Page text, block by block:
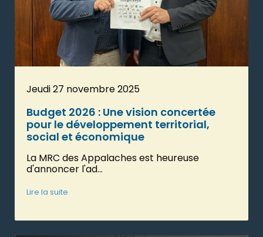
Jeudi 27 novembre 2025
Budget 2026 : Une vision concertée
pour le développement territorial,
social et économique
La MRC des Appalaches est heureuse
d'annoncer l'ad...
Lire la suite